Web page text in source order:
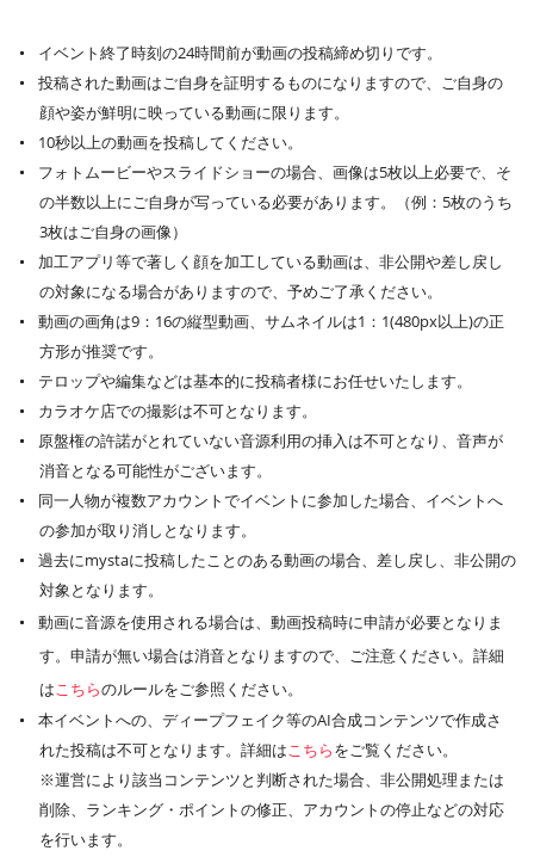
イベント終了時刻の24時間前が動画の投稿締め切りです。
投稿された動画はご自身を証明するものになりますので、ご自身の
顔や姿が鮮明に映っている動画に限ります。
10秒以上の動画を投稿してください。
フォトムービーやスライドショーの場合、画像は5枚以上必要で、そ
の半数以上にご自身が写っている必要があります。（例：5枚のうち
3枚はご自身の画像）
加工アプリ等で著しく顔を加工している動画は、非公開や差し戻し
の対象になる場合がありますので、予めご了承ください。
動画の画角は9：16の縦型動画、サムネイルは1：1(480px以上)の正
方形が推奨です。
テロップや編集などは基本的に投稿者様にお任せいたします。
カラオケ店での撮影は不可となります。
原盤権の許諾がとれていない音源利用の挿入は不可となり、音声が
消音となる可能性がございます。
同一人物が複数アカウントでイベントに参加した場合、イベントへ
の参加が取り消しとなります。
過去にmystaに投稿したことのある動画の場合、差し戻し、非公開の
対象となります。
動画に音源を使用される場合は、動画投稿時に申請が必要となりま
す。申請が無い場合は消音となりますので、ご注意ください。詳細
はこちらのルールをご参照ください。
本イベントへの、ディープフェイク等のAI合成コンテンツで作成さ
れた投稿は不可となります。詳細はこちらをご覧ください。
※運営により該当コンテンツと判断された場合、非公開処理または
削除、ランキング・ポイントの修正、アカウントの停止などの対応
を行います。